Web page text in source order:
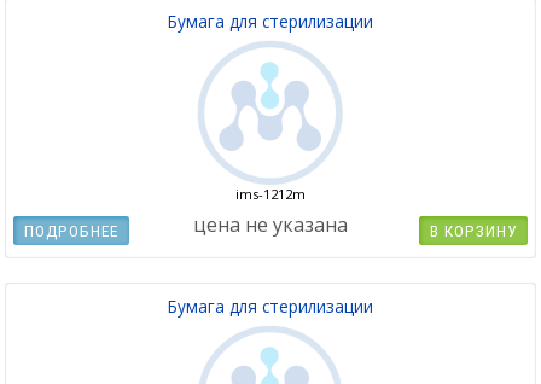
Бумага для стерилизации
ims-1212m
цена не указана В КОРЗИНУ
ПОДРОБНЕЕ
Бумага для стерилизации